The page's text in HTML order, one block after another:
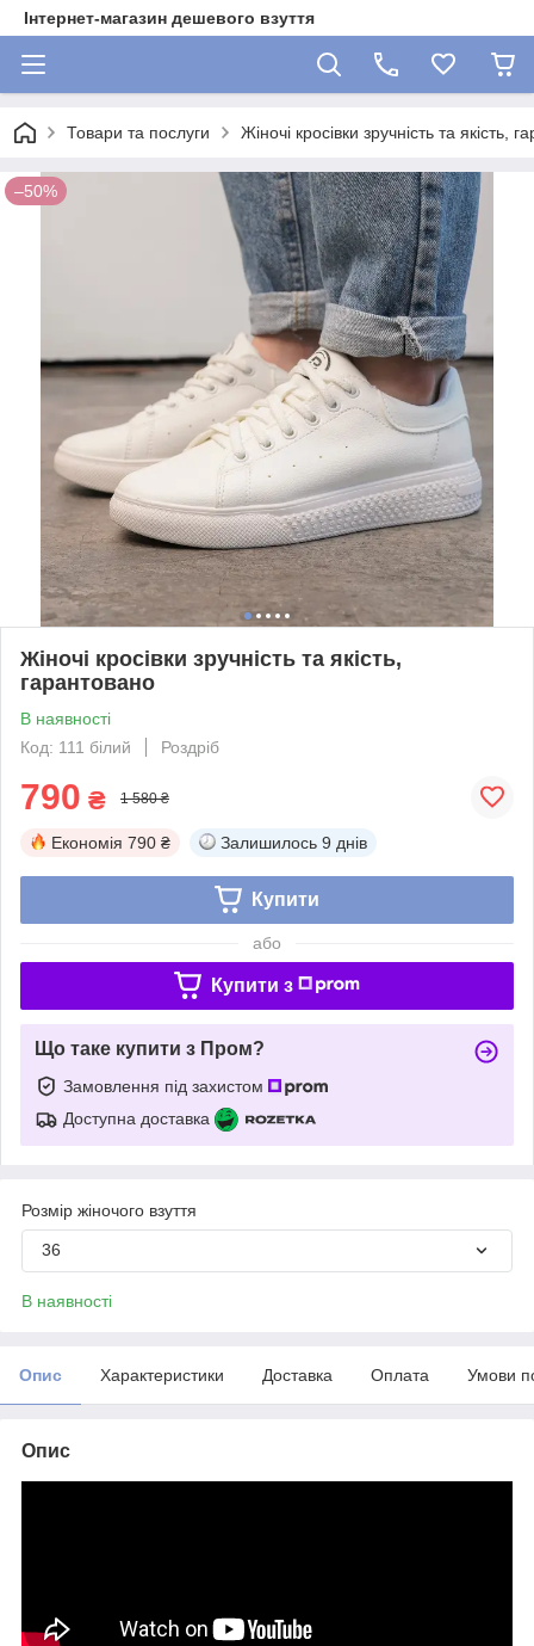
Інтернет-магазин дешевого взуття
Товари та послуги Жіночі кросівки зручність та якість,
–50%
Жіночі кросівки зручність та якість,
гарантовано
В наявності
Код: 111 білий
Роздріб
790 ₴ 1 580 ₴
Економія 790 ₴ Залишилось 9 днів
Купити
або
Купити з
Що таке купити з Пром?
Замовлення під захистом
Доступна доставка
Розмір жіночого взуття
36
В наявності
Опис Характеристики Доставка Оплата Умови
Опис